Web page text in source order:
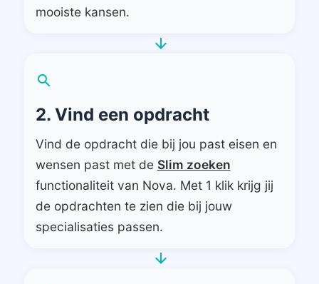
mooiste kansen.
arrow_forward
search
2. Vind een opdracht
Vind de opdracht die bij jou past eisen en
wensen past met de Slim zoeken
functionaliteit van Nova. Met 1 klik krijg jij
de opdrachten te zien die bij jouw
specialisaties passen.
arrow_forward